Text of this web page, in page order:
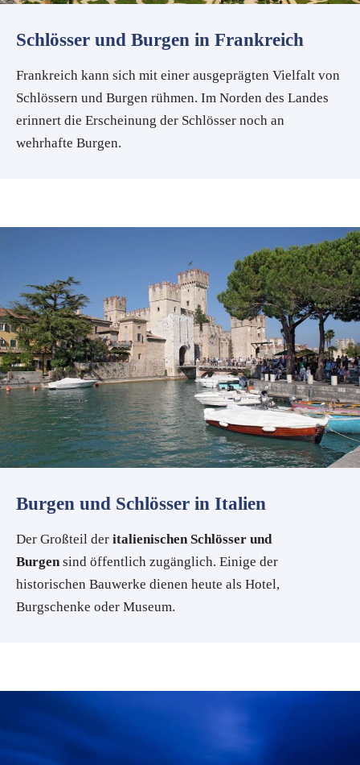
Schlösser und Burgen in Frankreich
Frankreich kann sich mit einer ausgeprägten Vielfalt von
Schlössern und Burgen rühmen. Im Norden des Landes
erinnert die Erscheinung der Schlösser noch an
wehrhafte Burgen.
Burgen und Schlösser in Italien
Der Großteil der italienischen Schlösser und
Burgen sind öffentlich zugänglich. Einige der
historischen Bauwerke dienen heute als Hotel,
Burgschenke oder Museum.